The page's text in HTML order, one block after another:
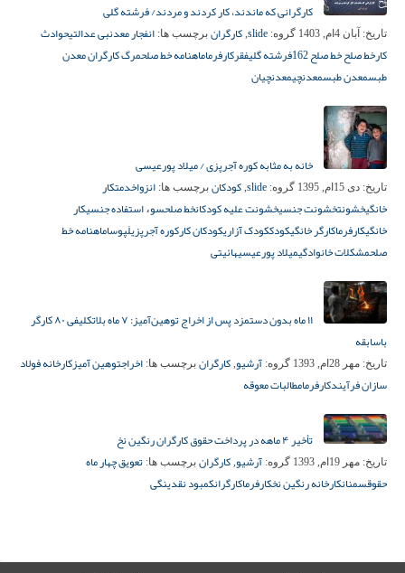
کارگرانی که ماندند، کار کردند و مردند/ فرشته گلی
تاریخ: آبان 4ام, 1403 گروه: slide
, کارگران برچسب ها: انفجار معدنبی عدالتیحوادث
کارخط صلح خط صلح 162 فرشته گلیفقرکارفرماماهنامه خط صلحمرگ کارگران معدن
طبسمعدن طبسمعدنچیمعدنچیان
خانه به مثابه کوره‌ آجرپزی / میلاد پورعیسی
تاریخ: دی 15ام, 1395 گروه: slide
, کودکان برچسب ها: انزواخدمتکار
خانگیخشونتخشونت جنسیخشونت علیه کودکانخط صلحسوء استفاده جنسیکار
خانگیکارفرماکارگر خانگیکودککودک آزاریکودکان کارکوره‌ آجرپزیلَپوساماهنامه خط
صلحمشکلات خانوادگیمیلاد پورعیسیهائیتی
۱۱ ماه بدون دستمزد پس از اخراج توهین‌آمیز: ۷ ماه بلاتکلیفی ۸۰ کارگر
باسابقه
تاریخ: مهر 28ام, 1393 گروه: آرشیو, کارگران برچسب ها: اخراجتوهین آمیزکارخانه فولاد
سازان فرآیندکارفرمامطالبات معوقه
تأخیر ۴ ماهه در پرداخت حقوق کارگران رنگین نخ
تاریخ: مهر 19ام, 1393 گروه: آرشیو, کارگران برچسب ها: تعویق چهار ماه
حقوقسمنانکارخانه رنگین نخکارفرماکارگرانکمبود نقدینگی